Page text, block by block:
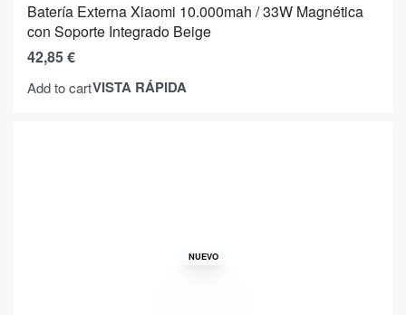
Batería Externa Xiaomi 10.000mah / 33W Magnética
con Soporte Integrado Beige
42,85€
Add to cartVISTA RÁPIDA
NUEVO